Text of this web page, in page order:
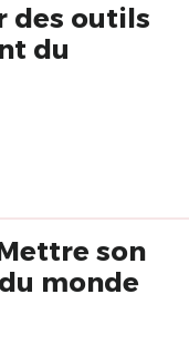
des outils
du
son
monde